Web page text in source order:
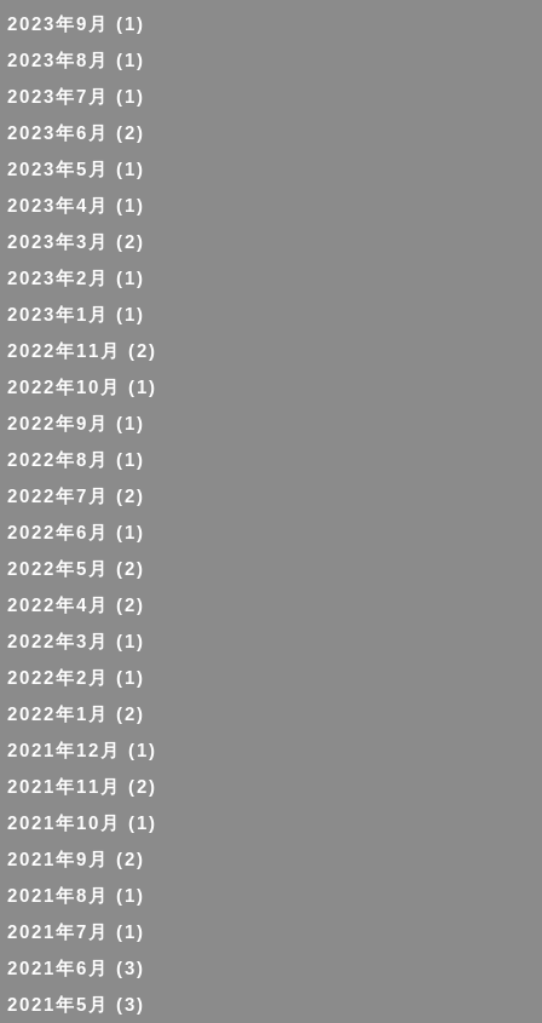
2023年9月
(1)
2023年8月
(1)
2023年7月
(1)
2023年6月
(2)
2023年5月
(1)
2023年4月
(1)
2023年3月
(2)
2023年2月
(1)
2023年1月
(1)
2022年11月
(2)
2022年10月
(1)
2022年9月
(1)
2022年8月
(1)
2022年7月
(2)
2022年6月
(1)
2022年5月
(2)
2022年4月
(2)
2022年3月
(1)
2022年2月
(1)
2022年1月
(2)
2021年12月
(1)
2021年11月
(2)
2021年10月
(1)
2021年9月
(2)
2021年8月
(1)
2021年7月
(1)
2021年6月
(3)
2021年5月
(3)